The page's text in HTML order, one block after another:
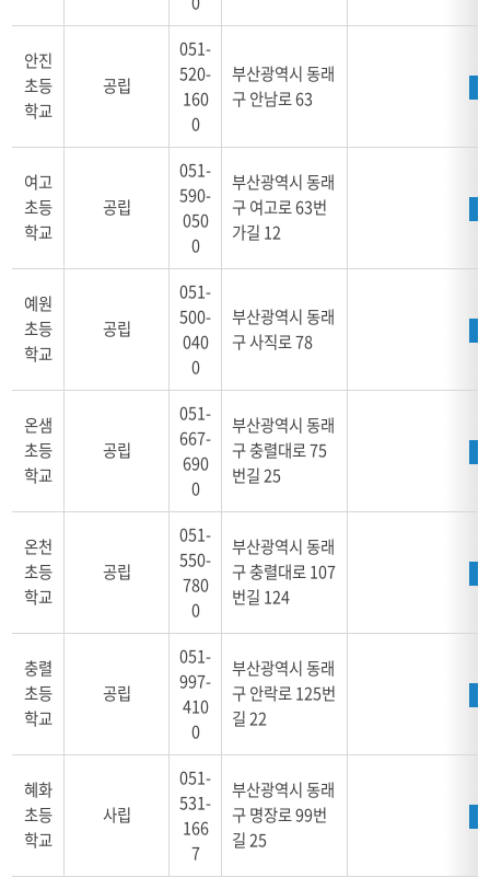
안진
초등
학교
공립
051-
520-
160
0
부산광역시 동래
구 안남로 63
여고
초등
학교
공립
051-
590-
050
0
부산광역시 동래
구 여고로 63번
가길 12
예원
초등
학교
공립
051-
500-
040
0
부산광역시 동래
구 사직로 78
온샘
초등
학교
공립
051-
667-
690
0
부산광역시 동래
구 충렬대로 75
번길 25
온천
초등
학교
공립
051-
550-
780
0
부산광역시 동래
구 충렬대로 107
번길 124
충렬
초등
학교
공립
051-
997-
410
0
부산광역시 동래
구 안락로 125번
길 22
혜화
초등
학교
사립
051-
531-
166
7
부산광역시 동래
구 명장로 99번
길 25